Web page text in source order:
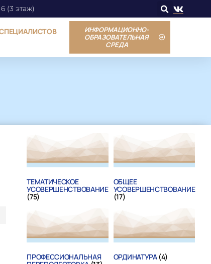
(3 этаж)
ИНФОРМАЦИОННО-
ОБРАЗОВАТЕЛЬНАЯ
СРЕДА
ТЕМАТИЧЕСКОЕ
УСОВЕРШЕНСТВОВАНИЕ
(75)
ОБЩЕЕ
УСОВЕРШЕНСТВОВАНИЕ
(17)
ПРОФЕССИОНАЛЬНАЯ ОРДИНАТУРА (4)